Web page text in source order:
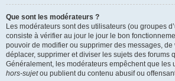
Que sont les modérateurs ?
Les modérateurs sont des utilisateurs (ou groupes
consiste à vérifier au jour le jour le bon
pouvoir de modifier ou supprimer des messages,
déplacer, supprimer et diviser les sujets des forums
Généralement, les modérateurs empêchent que les
hors-sujetou publient du contenu abusif ou